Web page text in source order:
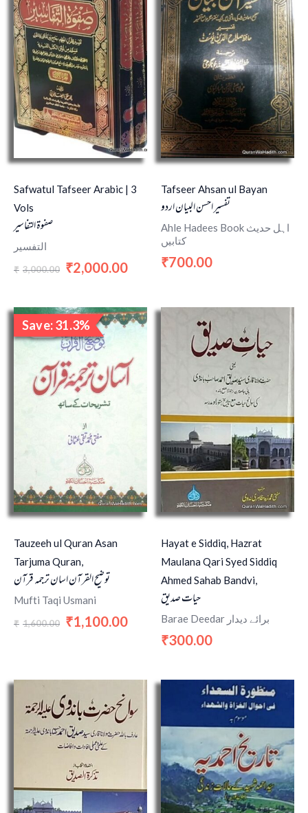
Safwatul Tafseer Arabic | 3
Vols
صفوة التفاسير
التفسير
₹ 3,000.00 ₹2,000.00
Tafseer Ahsan ul Bayan
تفسیر احسن البیان اردو
Ahle Hadees Book اہل حدیث
کتابیں
₹700.00
Save: 31.3%
Sale!
Tauzeeh ul Quran Asan
Tarjuma Quran,
توضیح القرآن اسان ترجمہ قرآن
Mufti Taqi Usmani
₹ 1,600.00
Original
price
was:
₹1,600.00.
₹1,100.00
Current
price
Hayat e Siddiq, Hazrat
Maulana Qari Syed Siddiq
Ahmed Sahab Bandvi,
حیات صدیق
Barae Deedar برائے دیدار
₹300.00